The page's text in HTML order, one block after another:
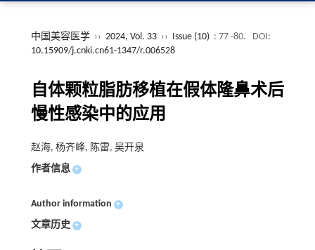
中国美容医学 ›› 2024, Vol. 33 ›› Issue (10) : 77 -80.
DOI:
10.15909/j.cnki.cn61-1347/r.006528
自体颗粒脂肪移植在假体隆鼻术后
慢性感染中的应用
赵海, 杨齐峰, 陈雷, 吴开泉
作者信息 +
Author information +
文章历史 +